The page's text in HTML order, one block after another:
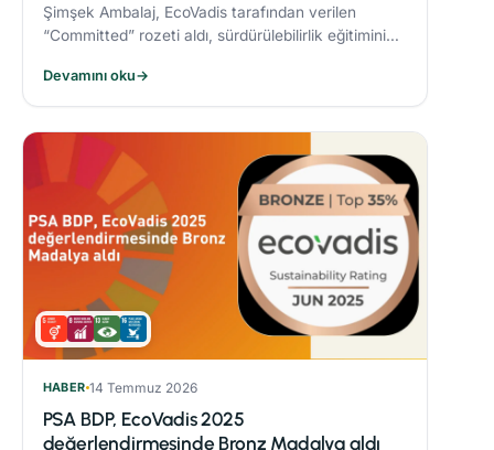
Şimşek Ambalaj, EcoVadis tarafından verilen
“Committed” rozeti aldı, sürdürülebilirlik eğitimini
Responsible® Faz-1 sürecini tamamlayarak
ambalaj sektöründe bir ilke imza attı.
Devamını oku→
HABER 14 Temmuz 2026
PSA BDP, EcoVadis 2025
değerlendirmesinde Bronz Madalya aldı